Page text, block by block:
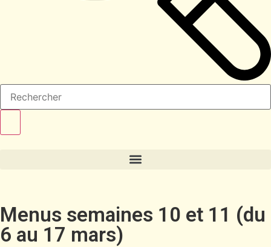
Menus semaines 10 et 11 (du
6 au 17 mars)